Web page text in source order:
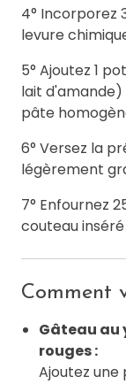
4° Incorporez
levure
5° Ajoutez 1
lait d'amande)
pâte
6° Versez la
légèrement
7° Enfournez
couteau
Comment
Gâteau au
rouges :
Ajoutez une